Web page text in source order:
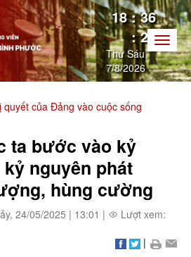
18 : 36
: 30
Thứ Sáu,
7/8/2026
Toggle
của Đảng vào cuộc sống
ta bước vào kỷ
nguyên phát
hùng cường
24/05/2025 | 13:01 |
Lượt xem:
|